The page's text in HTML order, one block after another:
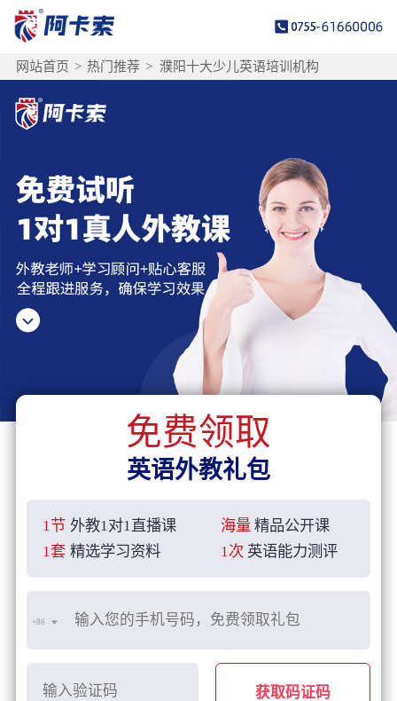
网站首页 > 热门推荐 > 濮阳十大少儿英语培训机构
免费领取
英语外教礼包
1节 外教1对1直播课 海量 精品公开课
1套 精选学习资料 1次 英语能力测评
+86
获取码证码